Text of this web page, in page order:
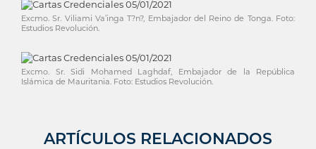
Excmo. Sr. Viliami Va’inga T?n?, Embajador del Reino de Tonga. Foto:
Estudios Revolución.
Excmo. Sr. Sidi Mohamed Laghdaf, Embajador de la República
Islámica de Mauritania. Foto: Estudios Revolución.
ARTÍCULOS RELACIONADOS